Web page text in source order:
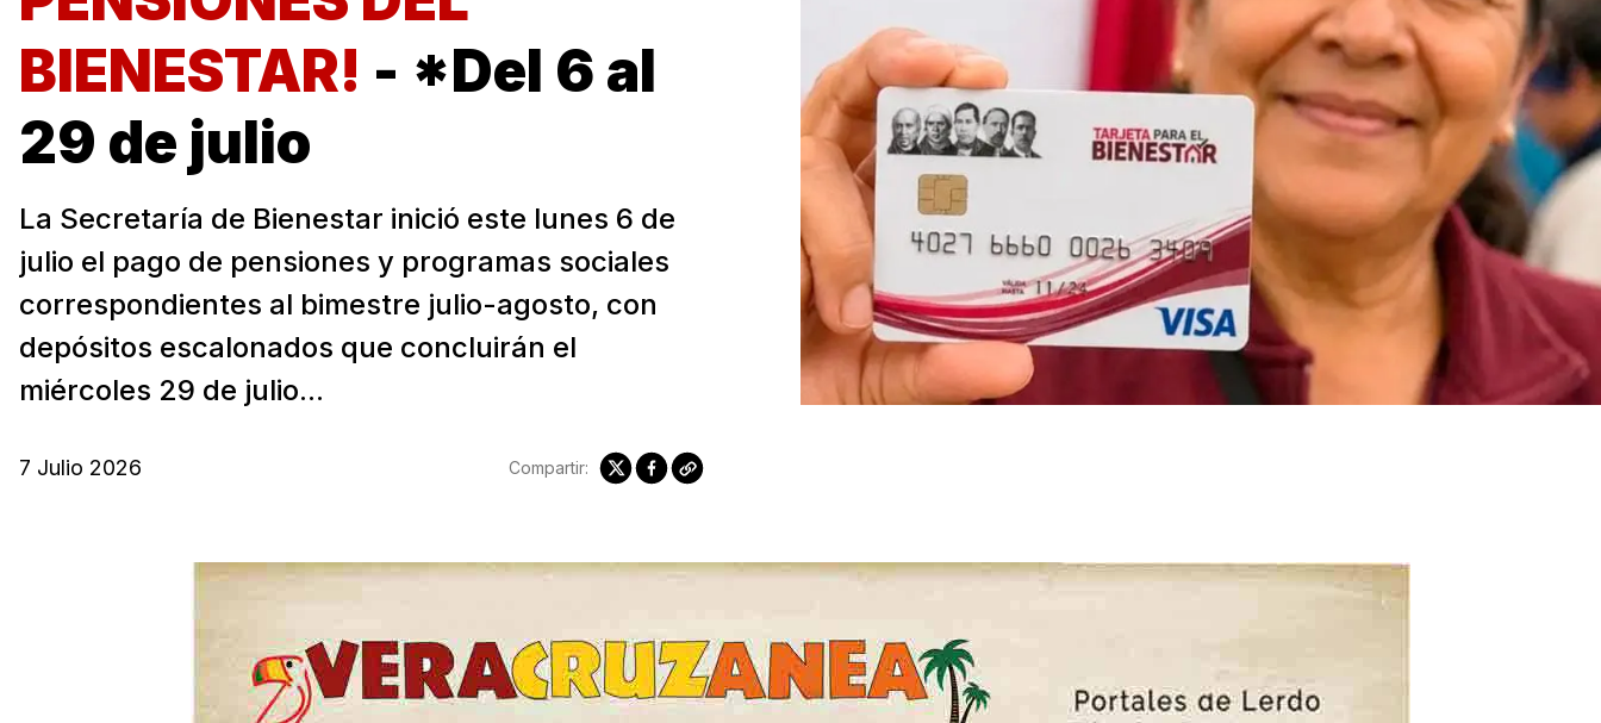
BIENESTAR! - *Del 6 al
29 de julio
La Secretaría de Bienestar inició este lunes 6 de
julio el pago de pensiones y programas sociales
correspondientes al bimestre julio-agosto, con
depósitos escalonados que concluirán el
miércoles 29 de julio...
7 Julio 2026 Compartir: